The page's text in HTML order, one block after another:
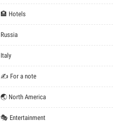
🏨 Hotels
Russia
Italy
✍ For a note
🌏 North America
🎭 Entertainment